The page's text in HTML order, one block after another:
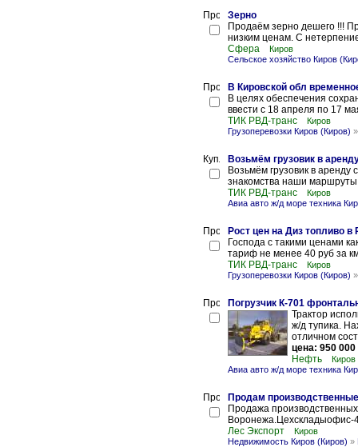
Зерно
Продаём зерно дешего !!!
низким ценам. С
Сфера
Киров
Сельское хозяйство Киров
В Кировской обл
В целях обеспечения
ввести с 18 апреля по 17
ТИК РВД-транс
Киров
Грузоперевозки Киров (Киров)
Возьмём грузовик в
Возьмём грузовик в аренду
знакомства наши
ТИК РВД-транс
Киров
Авиа авто ж/д море техника
Рост цен на Диз топливо в
Господа с такими ценами
тариф не менее 40 руб за
ТИК РВД-транс
Киров
Грузоперевозки Киров (Киров)
Погрузчик К-701
Трактор
ж/д тупика.
отличном
цена: 950 000
Нефть
Киров
Авиа авто ж/д море техника
Продам
Продажа
Воронежа.Цехскладыофис-
Лес Экспорт
Киров
Недвижимость Киров (Киров) »